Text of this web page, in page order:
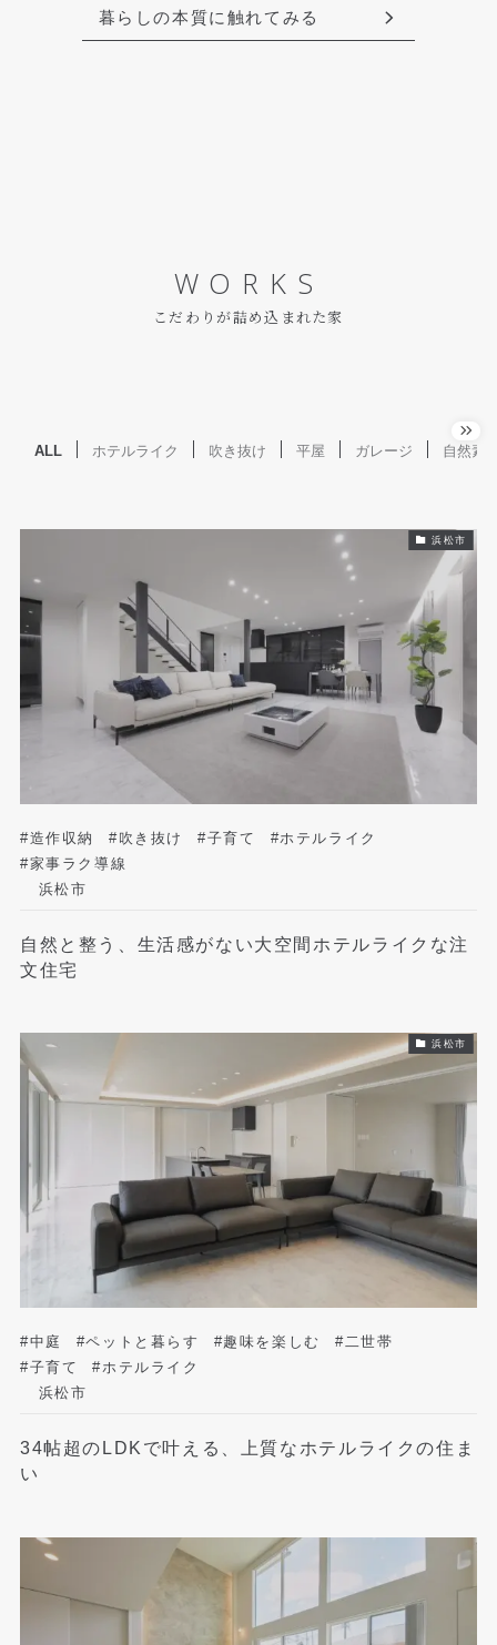
暮らしの本質に触れてみる
WORKS
こだわりが詰め込まれた家
ALL ホテルライク 吹き抜け 平屋 ガレージ 自然素
浜松市
#造作収納 #吹き抜け #子育て
#ホテルライク
#家事ラク導線
浜松市
自然と整う、生活感がない大空間ホテルライクな注
文住宅
浜松市
#中庭 #ペットと暮らす #趣味を楽しむ
#二世帯
#子育て
#ホテルライク
浜松市
34帖超のLDKで叶える、上質なホテルライクの住ま
い